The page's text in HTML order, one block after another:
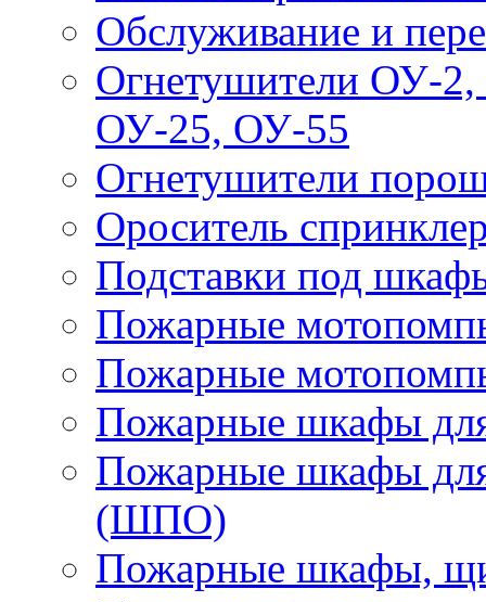
Обслуживание и
Огнетушители ОУ-
ОУ-25, ОУ-55
Огнетушители
Ороситель
Подставки под
Пожарные
Пожарные
Пожарные шкафы
Пожарные шкафы
(ШПО)
Пожарные шкафы,